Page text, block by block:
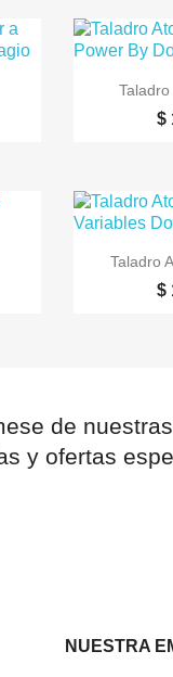

Taladro
$

Taladro
$
de
y ofertas
NUESTRA